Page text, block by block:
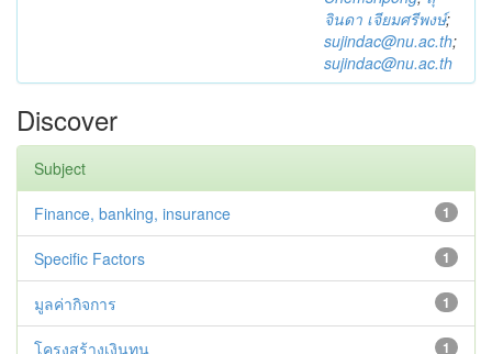
จินดา เจียมศรีพงษ์;
sujindac@nu.ac.th;
sujindac@nu.ac.th
Discover
Subject
1
Finance, banking, insurance
1
Specific Factors
1
มูลค่ากิจการ
1
โครงสร้างเงินทุน